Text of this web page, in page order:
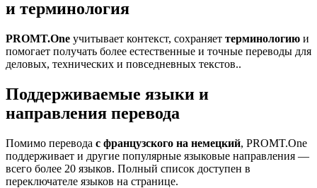
и терминология
PROMT.One учитывает контекст, сохраняет терминологию и
помогает получать более естественные и точные переводы для
деловых, технических и повседневных текстов..
Поддерживаемые языки и
направления перевода
Помимо перевода с французского на немецкий, PROMT.One
поддерживает и другие популярные языковые направления —
всего более 20 языков. Полный список доступен в
переключателе языков на странице.